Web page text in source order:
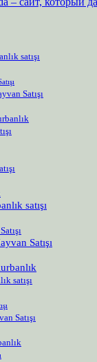
satışı
Satışı
satışı
Satışı
satışı
Satışı